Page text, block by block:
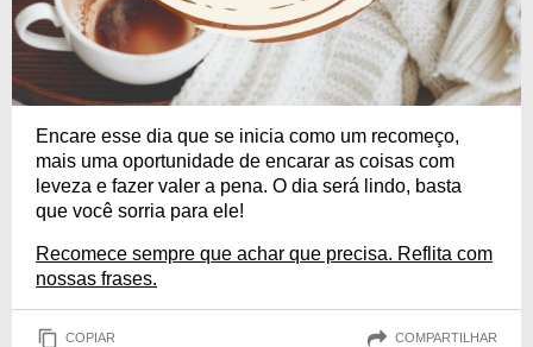
Encare esse dia que se inicia como um recomeço,
mais uma oportunidade de encarar as coisas com
leveza e fazer valer a pena. O dia será lindo, basta
que você sorria para ele!
Recomece sempre que achar que precisa. Reflita com
nossas frases.
COPIAR COMPARTILHAR